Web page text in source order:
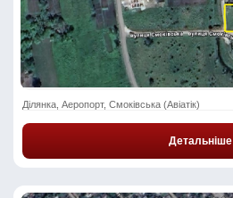
Ділянка, Аеропорт, Смоківська (Авіатік)
Детальніше